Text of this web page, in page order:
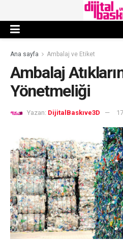
Ana sayfa Ambalaj ve Etiket
Ambalaj
Yönetmeliği
Yazan: DijitalBaskıve3D